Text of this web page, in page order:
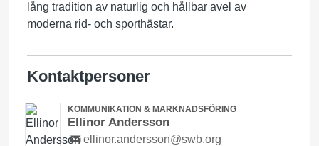
lång tradition av naturlig och hållbar avel av
moderna rid- och sporthästar.
Kontaktpersoner
KOMMUNIKATION & MARKNADSFÖRING
Ellinor Andersson
ellinor.andersson@swb.org